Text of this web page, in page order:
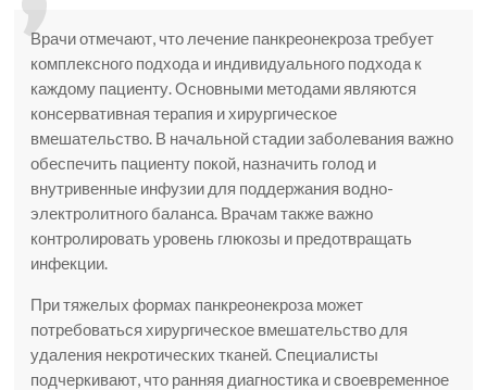
Врачи отмечают, что лечение панкреонекроза требует
комплексного подхода и индивидуального подхода к
каждому пациенту. Основными методами являются
консервативная терапия и хирургическое
вмешательство. В начальной стадии заболевания важно
обеспечить пациенту покой, назначить голод и
внутривенные инфузии для поддержания водно-
электролитного баланса. Врачам также важно
контролировать уровень глюкозы и предотвращать
инфекции.
При тяжелых формах панкреонекроза может
потребоваться хирургическое вмешательство для
удаления некротических тканей. Специалисты
подчеркивают, что ранняя диагностика и своевременное